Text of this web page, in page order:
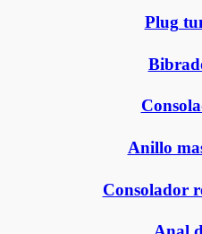
Plug
Anillo
Consolador